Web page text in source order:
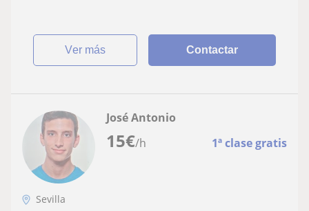
ver más Contactar
15€/h 1ª clase gratis
José Antonio
Sevilla